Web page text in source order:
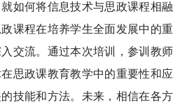
如何将信息技术与思政课程相融
课程在培养学生全面发展中的重
交流。通过本次培训，参训教师
思政课教育教学中的重要性和应
技能和方法。未来，相信在各方